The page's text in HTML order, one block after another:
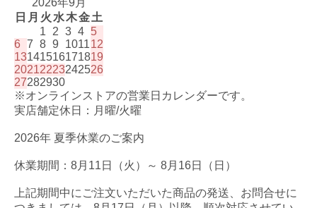
2026年9月
日 月 火 水木金土
1
2 3 4 5
6 7 8 9 101112
13141516171819
20212223242526
27282930
※オンラインストアの営業日カレンダーです。
実店舗定休日：月曜/火曜
2026年 夏季休業のご案内
休業期間：8月11日（火）～ 8月16日（日）
上記期間中にご注文いただいた商品の発送、お問合せに